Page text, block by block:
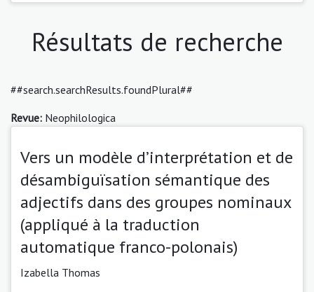
Résultats de recherche
##search.searchResults.foundPlural##
Revue: Neophilologica
Vers un modèle d’interprétation et de
désambiguïsation sémantique des
adjectifs dans des groupes nominaux
(appliqué à la traduction
automatique franco-polonais)
Izabella Thomas